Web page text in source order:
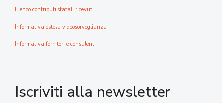
Elenco contributi statali ricevuti
Informativa estesa videosorveglianza
Informativa fornitori e consulenti
Iscriviti alla newsletter